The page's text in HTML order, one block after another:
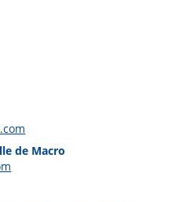
de Macro